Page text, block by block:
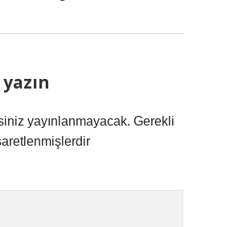
yayınlanmayacak. Gerekli